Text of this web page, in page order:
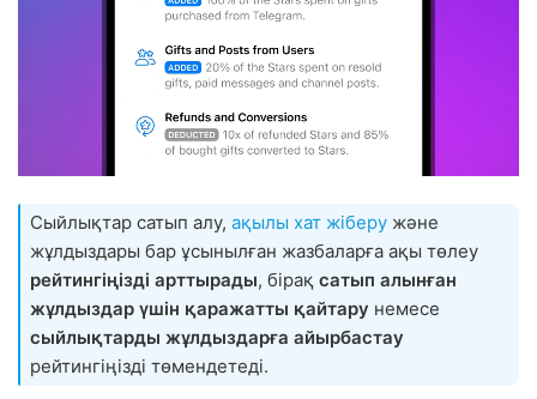
Сыйлықтар сатып алу, ақылы хат жіберу және
жұлдыздары бар ұсынылған жазбаларға ақы төлеу
рейтингіңізді арттырады, бірақ сатып алынған
жұлдыздар үшін қаражатты қайтару немесе
сыйлықтарды жұлдыздарға айырбастау
рейтингіңізді төмендетеді.